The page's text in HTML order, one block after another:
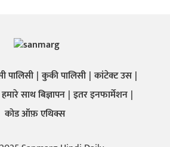
पालिसी कुकी पालिसी कांटेक्ट उस
हमारे साथ बिज्ञापन इतर इनफार्मेशन
कोड ऑफ़ एथिक्स